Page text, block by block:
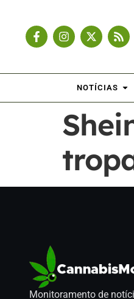
NOTÍCIAS
Monitoramento de